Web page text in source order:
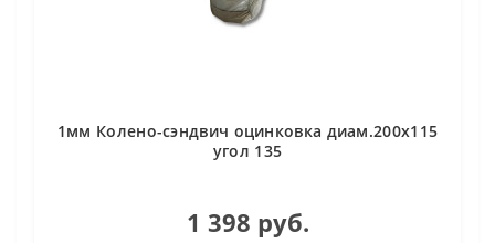
1мм Колено-сэндвич оцинковка диам.200х115
угол 135
1 398 руб.